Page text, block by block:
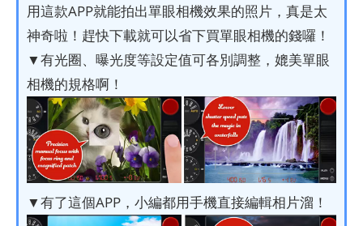
用這款APP就能拍出單眼相機效果的照片，真是太
神奇啦！趕快下載就可以省下買單眼相機的錢囉！
▼有光圈、曝光度等設定值可各別調整，媲美單眼
相機的規格啊！
▼有了這個APP，小編都用手機直接編輯相片溜！